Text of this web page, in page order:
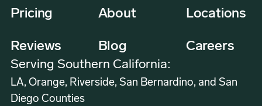
Pricing About Locations
Reviews Blog Careers
Serving Southern California:
LA, Orange, Riverside, San Bernardino, and San
Diego Counties